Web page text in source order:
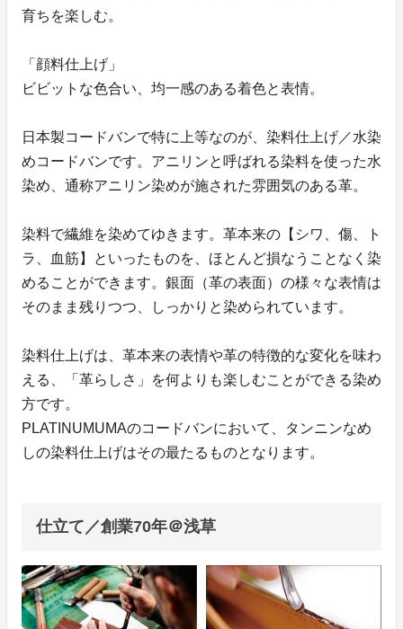
育ちを楽しむ。
「顔料仕上げ」
ビビットな色合い、均一感のある着色と表情。
日本製コードバンで特に上等なのが、染料仕上げ／水染
めコードバンです。アニリンと呼ばれる染料を使った水
染め、通称アニリン染めが施された雰囲気のある革。
染料で繊維を染めてゆきます。革本来の【シワ、傷、ト
ラ、血筋】といったものを、ほとんど損なうことなく染
めることができます。銀面（革の表面）の様々な表情は
そのまま残りつつ、しっかりと染められています。
染料仕上げは、革本来の表情や革の特徴的な変化を味わ
える、「革らしさ」を何よりも楽しむことができる染め
方です。
PLATINUMUMAのコードバンにおいて、タンニンなめ
しの染料仕上げはその最たるものとなります。
仕立て／創業70年＠浅草